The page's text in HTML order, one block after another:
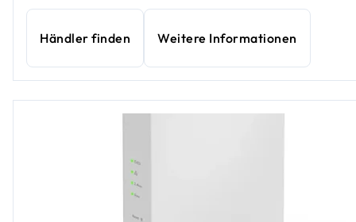
Händler finden Weitere Informationen